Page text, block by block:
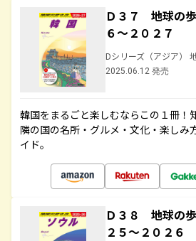
Ｄ３７ 地球の
６～２０２７
Dシリーズ（アジア）
2025.06.12 発売
韓国をまるごと楽しむならこの１冊！
隣の国の名所・グルメ・文化・楽しみ
イド。
Ｄ３８ 地球の
２５～２０２６